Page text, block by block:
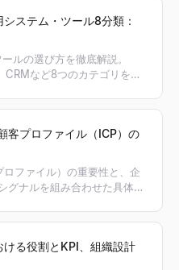
ステム・ツール8分類：
ルの選び方を徹底解説。
CRMなど8つのカテゴリを比
客プロファイル（ICP）の
ファイル）の重要性と、企
グナルを組み合わせた具体的
ける役割とKPI、組織設計